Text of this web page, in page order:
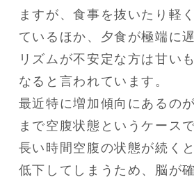
ますが、食事を抜いたり軽
ているほか、夕食が極端に
リズムが不安定な方は甘い
なると言われています。
最近特に増加傾向にあるの
まで空腹状態というケースで
長い時間空腹の状態が続く
低下してしまうため、脳が